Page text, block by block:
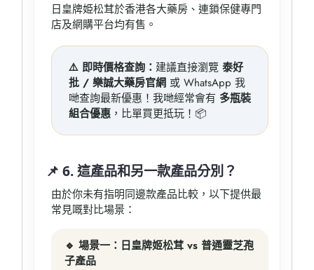
日皇牌姫松茸於香港各大藥房、連鎖保健專門
店及網購平台均有售。
⚠️ 即時價格查詢： 建議直接瀏覽 泰好
批 / 樂誠大藥房官網 或 WhatsApp 我
哋查詢最新優惠！我哋經常會有 多瓶裝
組合優惠 ，比單買更抵玩！📦
📌 6. 這產品和另一款產品分別？
由於你未有指明同邊款產品比較，以下提供最
常見嘅對比場景：
🔹 場景一：日皇牌姬松茸 vs 普通靈芝孢
子產品